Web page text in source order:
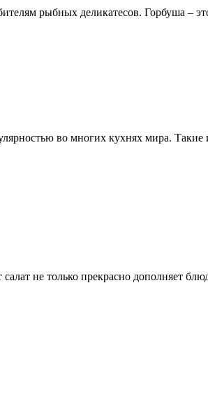
рыбных деликатесов. Горбуша –
во многих кухнях мира. Такие
не только прекрасно дополняет